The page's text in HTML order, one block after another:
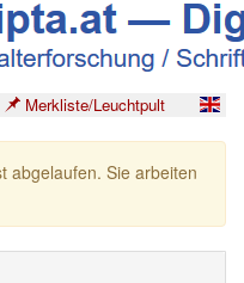
Merkliste/Leuchtpult
abgelaufen. Sie arbeiten